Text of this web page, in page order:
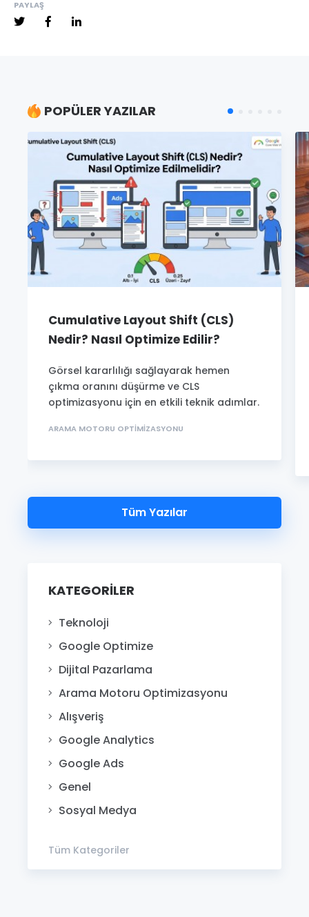
PAYLAŞ
POPÜLER YAZILAR
Cumulative Layout Shift (CLS)
Nedir? Nasıl Optimize Edilir?
Görsel kararlılığı sağlayarak hemen
çıkma oranını düşürme ve CLS
optimizasyonu için en etkili teknik adımlar.
ARAMA MOTORU OPTIMIZASYONU
Tüm Yazılar
KATEGORILER
Teknoloji
Google Optimize
Dijital Pazarlama
Arama Motoru Optimizasyonu
Alışveriş
Google Analytics
Google Ads
Genel
Sosyal Medya
Tüm Kategoriler